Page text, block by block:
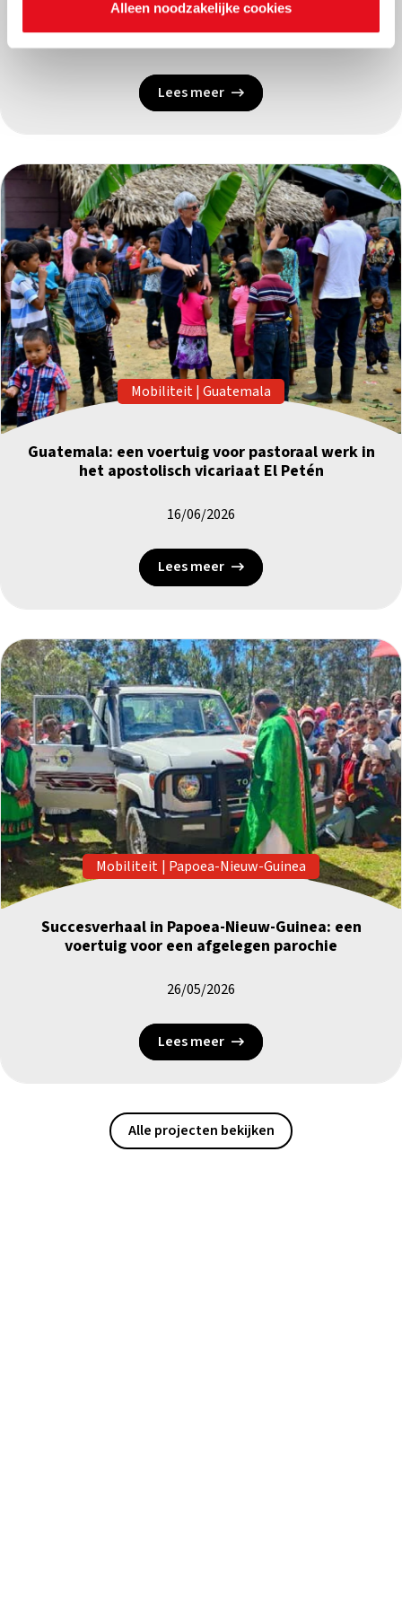
Alleen noodzakelijke cookies
Lees meer
Mobiliteit| Guatemala
Guatemala: een voertuig voor pastoraal werk in
het apostolisch vicariaat El Petén
16/06/2026
Lees meer
Mobiliteit | Papoea-Nieuw-Guinea
Succesverhaal in Papoea-Nieuw-Guinea: een
voertuig voor een afgelegen parochie
26/05/2026
Lees meer
Alle projecten bekijken